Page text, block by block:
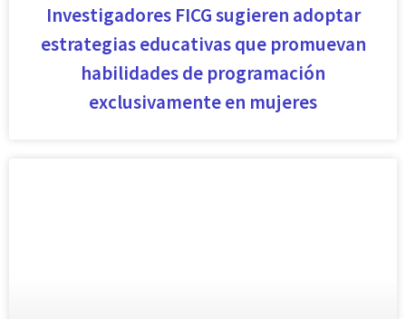
Investigadores FICG sugieren adoptar
estrategias educativas que promuevan
habilidades de programación
exclusivamente en mujeres